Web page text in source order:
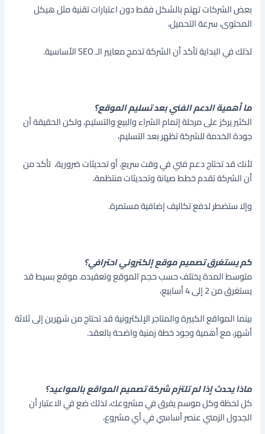
بعض الشركات تهتم بالشكل فقط دون اعتبارات تقنية مثل هيكل
المحتوى، سرعة التحميل،
لذلك في البداية تأكد أن الشركة تدمج معايير الـ SEO الأساسية.
ما أهمية الدعم الفني بعد تسليم الموقع؟
الكثير يركز على مرحلة إتمام الشراء والبيع والتسليم، ولكن الحقيقة أن
جودة الخدمة للشركة تظهر بعد التسليم،
لأنك قد تحتاج دعم فني في وقت سريع، أو تحديثات ضرورية، تأكد من
أن الشركة تقدم خطط صيانة وتحديثات منتظمة،
وإلا ستضطر لدفع تكاليف إضافية مستمرة.
كم يستغرق تصميم موقع إلكتروني احترافي؟
متوسط المدة يختلف حسب حجم الموقع وتعقيده. موقع بسيط قد
يستغرق من 2 إلى 4 أسابيع،
بينما المواقع الكبيرةوالمتاجر الإلكترونية قد تحتاج من شهرين إلى ثلاثة
أشهر، مع أهمية وجود خطة زمنية واضحة بالعقد.
ماذا يحدث إذا لم تلتزم شركة تصميم المواقع بالمواعيد؟
كل لحظة وكل موسم يفرق في مشروعك، لذلك ضع في الاعتبار أن
الجدول الزمني عنصر أساسي في أي مشروع،